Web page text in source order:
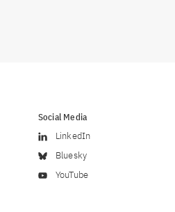
Social Media
LinkedIn
Bluesky
YouTube